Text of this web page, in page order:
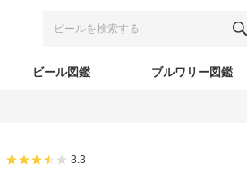
ビール図鑑 ブルワリー図鑑
3.3